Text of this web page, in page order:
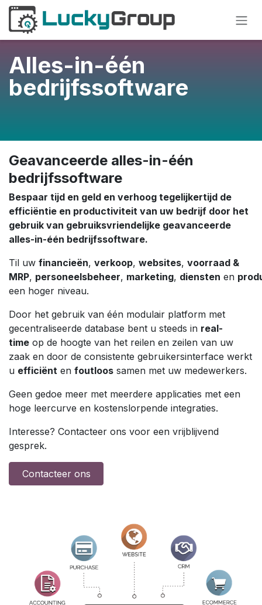
Overslaan naar inhoud
Alles-in-één
bedrijfssoftware
Geavanceerde alles-in-één
bedrijfssoftware
Bespaar tijd en geld en verhoog tegelijkertijd de
efficiëntie en productiviteit van uw bedrijf door het
gebruik van gebruiksvriendelijke geavanceerde
alles-in-één bedrijfssoftware.
Til uw financieën, verkoop, websites, voorraad &
MRP, personeelsbeheer, marketing, diensten en
een hoger niveau.
Door het gebruik van één modulair platform met
gecentraliseerde database bent u steeds in real-
time op de hoogte van het reilen en zeilen van uw
zaak en door de consistente gebruikersinterface werkt
u efficiënt en foutloos samen met uw medewerkers.
Geen gedoe meer met meerdere applicaties met een
hoge leercurve en kostenslorpende integraties.
Interesse? Contacteer ons voor een vrijblijvend
gesprek.
Contacteer ons